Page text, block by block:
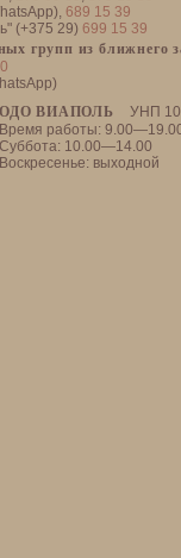
689 15 39
(+375 29) 699 15 39
групп из ближнего
ОДО ВИАПОЛЬ
УНП
Время работы:
Суббота: 10.00—14.00
Воскресенье: выходной